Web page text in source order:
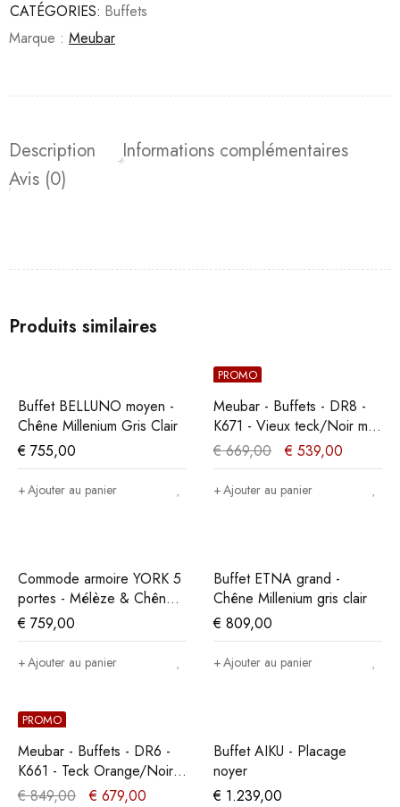
CATÉGORIES: Buffets
Marque : Meubar
Description
Informations complémentaires
Avis (0)
Produits similaires
Buffet BELLUNO moyen -
Chêne Millenium Gris Clair
€ 755,00
Ajouter au panier
PROMO
Meubar - Buffets - DR8 -
K671 - Vieux teck/Noir mat
- 179x90x50cm
€669,00 € 539,00
Ajouter au panier
Commode armoire YORK 5
portes - Mélèze & Chêne
Cristal Beige
€ 759,00
Ajouter au panier
Buffet ETNA grand -
Chêne Millenium gris clair
€ 809,00
Ajouter au panier
PROMO
Meubar - Buffets - DR6 -
K661 - Teck Orange/Noir -
238x90x50cm
€849,00 € 679,00
Buffet AIKU - Placage
noyer
€ 1.239,00